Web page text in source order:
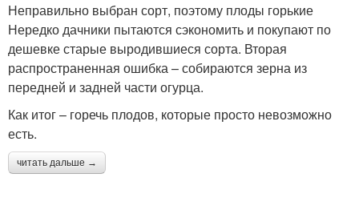
Неправильно выбран сорт, поэтому плоды горькие
Нередко дачники пытаются сэкономить и покупают по
дешевке старые выродившиеся сорта. Вторая
распространенная ошибка – собираются зерна из
передней и задней части огурца.
Как итог – горечь плодов, которые просто невозможно
есть.
читать дальше →